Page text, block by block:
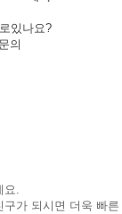
있나요?
의
요.
가 되시면 더욱 빠